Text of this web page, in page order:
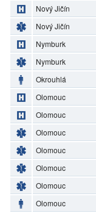
Nový Jičín
Nový Jičín
Nymburk
Nymburk
Okrouhlá
Olomouc
Olomouc
Olomouc
Olomouc
Olomouc
Olomouc
Olomouc